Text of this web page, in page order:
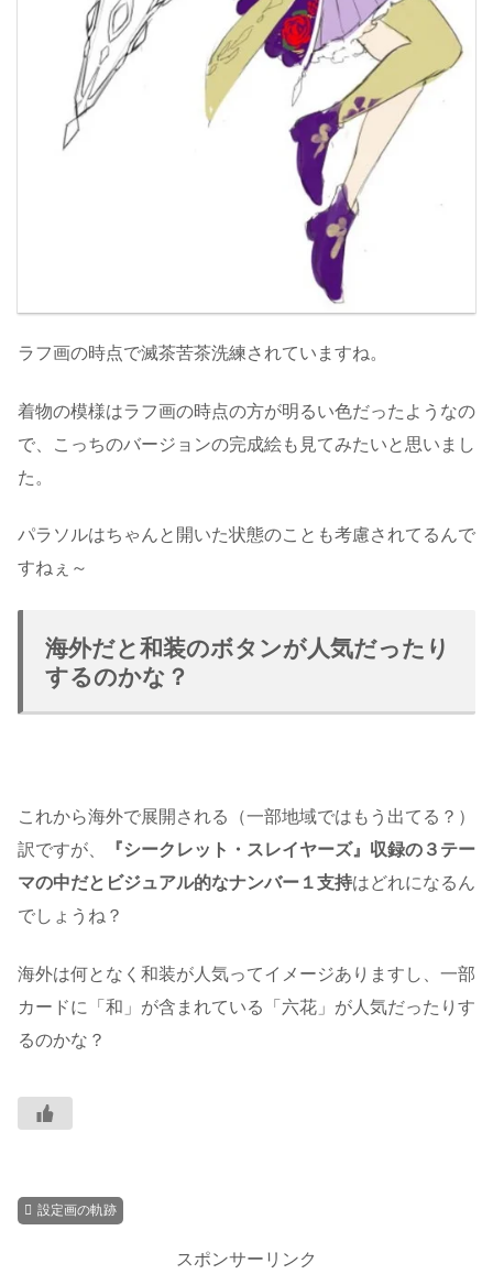
ラフ画の時点で滅茶苦茶洗練されていますね。
着物の模様はラフ画の時点の方が明るい色だったようなの
で、こっちのバージョンの完成絵も見てみたいと思いまし
た。
パラソルはちゃんと開いた状態のことも考慮されてるんで
すねぇ～
海外だと和装のボタンが人気だったり
するのかな？
これから海外で展開される（一部地域ではもう出てる？）
訳ですが、
『シークレット・スレイヤーズ』収録の３テー
マの中だとビジュアル的なナンバー１支持はどれになるん
でしょうね？
海外は何となく和装が人気ってイメージありますし、一部
カードに「和」が含まれている「六花」が人気だったりす
るのかな？
設定画の軌跡
スポンサーリンク